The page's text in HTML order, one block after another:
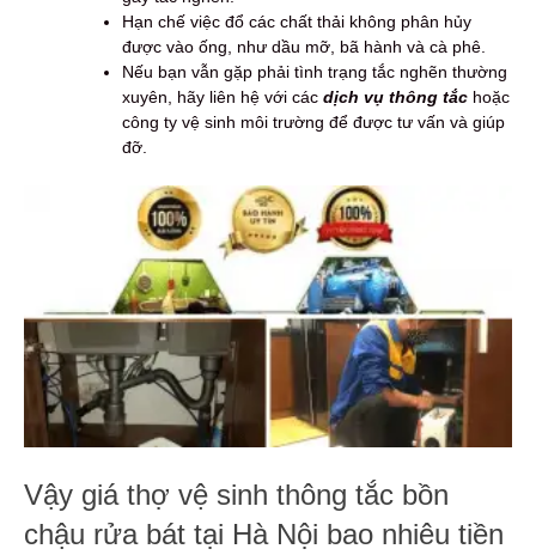
Hạn chế việc đổ các chất thải không phân hủy
được vào ống, như dầu mỡ, bã hành và cà phê.
Nếu bạn vẫn gặp phải tình trạng tắc nghẽn thường
xuyên, hãy liên hệ với các dịch vụ thông tắc hoặc
công ty vệ sinh môi trường để được tư vấn và giúp
đỡ.
Vậy giá thợ vệ sinh thông tắc bồn
chậu rửa bát tại Hà Nội bao nhiêu tiền